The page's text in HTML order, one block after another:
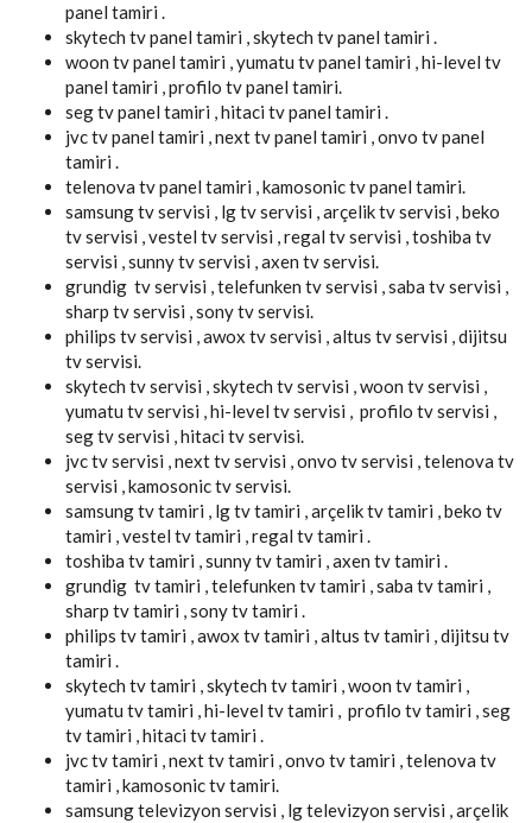
panel tamiri .
skytech tv panel tamiri , skytech tv panel tamiri .
woon tv panel tamiri , yumatu tv panel tamiri , hi-level tv
panel tamiri , profilo tv panel tamiri.
seg tv panel tamiri , hitaci tv panel tamiri .
jvc tv panel tamiri , next tv panel tamiri , onvo tv panel
tamiri .
telenova tv panel tamiri , kamosonic tv panel tamiri.
samsung tv servisi , lg tv servisi , arçelik tv servisi , beko
tv servisi , vestel tv servisi , regal tv servisi , toshiba tv
servisi , sunny tv servisi , axen tv servisi.
grundig tv servisi , telefunken tv servisi , saba tv servisi ,
sharp tv servisi , sony tv servisi.
philips tv servisi , awox tv servisi , altus tv servisi , dijitsu
tv servisi.
skytech tv servisi , skytech tv servisi , woon tv servisi ,
yumatu tv servisi , hi-level tv servisi , profilo tv servisi ,
seg tv servisi , hitaci tv servisi.
jvc tv servisi , next tv servisi , onvo tv servisi , telenova tv
servisi , kamosonic tv servisi.
samsung tv tamiri , lg tv tamiri , arçelik tv tamiri , beko tv
tamiri , vestel tv tamiri , regal tv tamiri .
toshiba tv tamiri , sunny tv tamiri , axen tv tamiri .
grundig tv tamiri , telefunken tv tamiri , saba tv tamiri ,
sharp tv tamiri , sony tv tamiri .
philips tv tamiri , awox tv tamiri , altus tv tamiri , dijitsu tv
tamiri .
skytech tv tamiri , skytech tv tamiri , woon tv tamiri ,
yumatu tv tamiri , hi-level tv tamiri , profilo tv tamiri , seg
tv tamiri , hitaci tv tamiri .
jvc tv tamiri , next tv tamiri , onvo tv tamiri , telenova tv
tamiri , kamosonic tv tamiri.
samsung televizyon servisi , lg televizyon servisi , arçelik